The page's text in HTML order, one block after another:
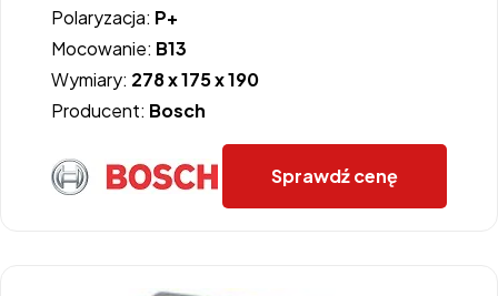
Polaryzacja: P+
Mocowanie: B13
Wymiary: 278 x 175 x 190
Producent: Bosch
Sprawdź cenę